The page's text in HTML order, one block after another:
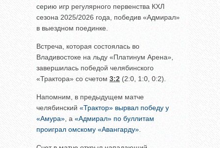
серию игр регулярного первенства КХЛ
сезона 2025/2026 года, победив «Адмирал»
в выездном поединке.
Встреча, которая состоялась во
Владивостоке на льду «Платинум Арена»,
завершилась победой челябинского
«Трактора» со счетом 3:2 (2:0, 1:0, 0:2).
Напомним, в предыдущем матче
челябинский «Трактор» вырвал победу у
«Амура» , а «Адмирал» по буллитам
проиграл омскому «Авангарду»